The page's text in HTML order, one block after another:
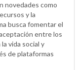
novedades como
y la
busca fomentar el
entre los
vida social y
de plataformas